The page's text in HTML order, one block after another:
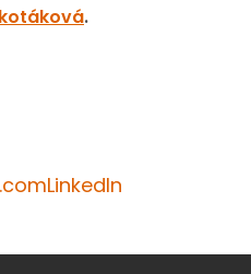
.
LinkedIn